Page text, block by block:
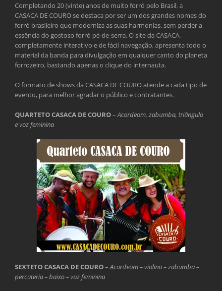
Completando 20 (vinte) anos de muito forró pelo Brasil, a
CASACA DE COURO se destaca por ser um dos grandes nomes do
forró brasileiro que moderniza as suas harmonias, sem perder a
essência do gostoso forró pé-de-serra. O site da CASACA,
completamente interativo e de fácil navegação, apresenta todo o
material da banda para divulgação em qualquer canto do planeta
forrozeiro, bastando apenas o clique do internauta.
O formato de shows da CASACA DE COURO atende a cada tipo de
evento, para melhor agradar o público e contratantes.
QUARTETO CASACA DE COURO–Acordeom, zabumba, triângulo
e voz feminina
SEXTETO CASACA DE COURO–Acordeom – violino – zabumba –
percuteria – baixo – voz feminina